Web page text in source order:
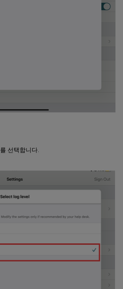
를 선택합니다.